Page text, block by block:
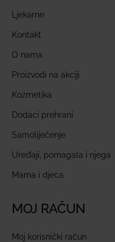
Ljekarne
Kontakt
O nama
Proizvodi na akciji
Kozmetika
Dodaci prehrani
Samoliječenje
Uređaji, pomagala i njega
Mama i djeca
MOJ RAČUN
Moj korisnički račun